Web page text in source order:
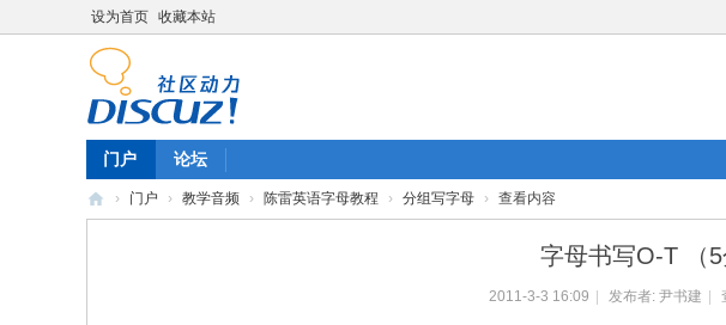
设为首页 收藏本站
门户 论坛
› 门户 › 教学音频 › 陈雷英语字母教程 › 分组写字母 › 查看内容
字母书写O-T （5
2011-3-3 16:09 发布者: 尹书建